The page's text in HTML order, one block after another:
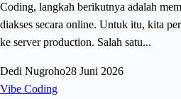
Coding, langkah berikutnya adalah
diakses secara online. Untuk itu, kita
ke server production. Salah satu...
Dedi Nugroho28 Juni 2026
Vibe Coding